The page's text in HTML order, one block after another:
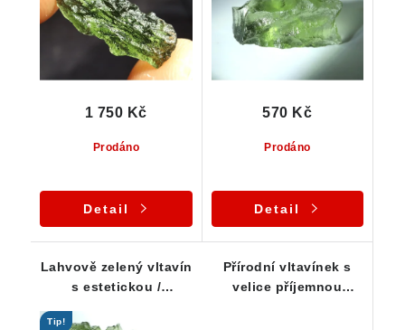
Prodáno
1 750 Kč
Detail
Prodáno
570 Kč
Detail
Lahvově zelený vltavín
s estetickou /
1,84 g
Tip!
Přírodní vltavínek s
velice příjemnou